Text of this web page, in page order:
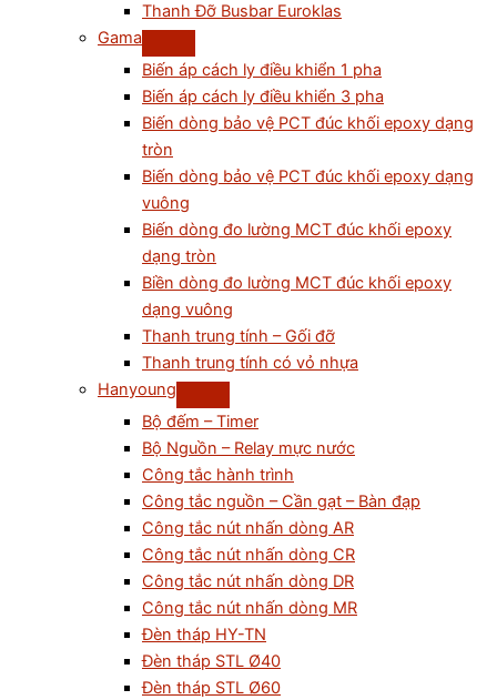
Thanh Đỡ Busbar Euroklas
Gama
Biến áp cách ly điều khiển 1 pha
Biến áp cách ly điều khiển 3 pha
Biến dòng bảo vệ PCT đúc khối epoxy dạng
tròn
Biến dòng bảo vệ PCT đúc khối epoxy dạng
vuông
Biến dòng đo lường MCT đúc khối epoxy
dạng tròn
Biền dòng đo lường MCT đúc khối epoxy
dạng vuông
Thanh trung tính – Gối đỡ
Thanh trung tính có vỏ nhựa
Hanyoung
Bộ đếm – Timer
Bộ Nguồn – Relay mực nước
Công tắc hành trình
Công tắc nguồn – Cần gạt – Bàn đạp
Công tắc nút nhấn dòng AR
Công tắc nút nhấn dòng CR
Công tắc nút nhấn dòng DR
Công tắc nút nhấn dòng MR
Đèn tháp HY-TN
Đèn tháp STL Ø40
Đèn tháp STL Ø60